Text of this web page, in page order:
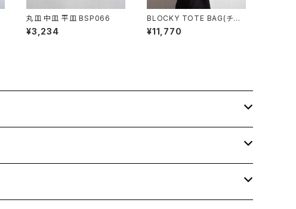
丸皿 中皿 平皿 BSP066
¥3,234
BLOCKY TOTE BAG(チャ
コール/グレー)
¥11,770